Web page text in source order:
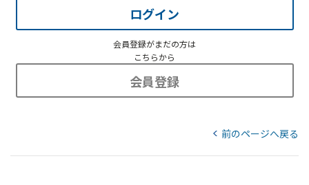
ログイン
会員登録がまだの方は
こちらから
会員登録
前のページへ戻る